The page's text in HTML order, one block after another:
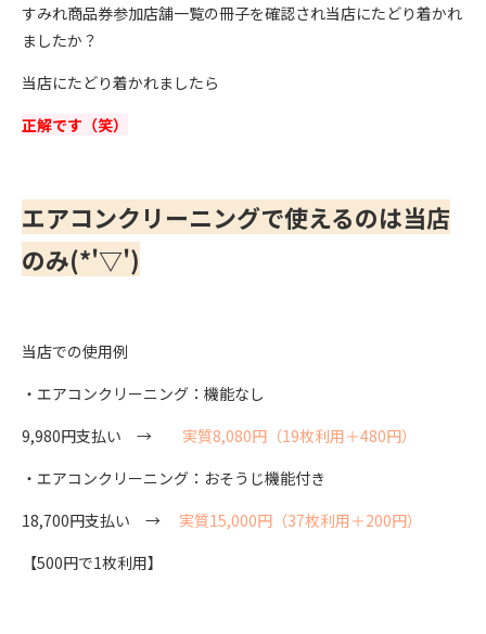
すみれ商品券参加店舗一覧の冊子を確認され当店にたどり着かれ
ましたか？
当店にたどり着かれましたら
正解です（笑）
エアコンクリーニングで使えるのは当店
のみ(*'▽')
当店での使用例
・エアコンクリーニング：機能なし
9,980円支払い → 実質8,080円（19枚利用＋480円）
・エアコンクリーニング：おそうじ機能付き
18,700円支払い → 実質15,000円（37枚利用＋200円）
【500円で1枚利用】